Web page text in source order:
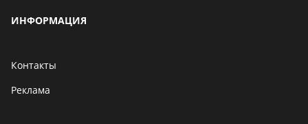
ИНФОРМАЦИЯ
Контакты
Реклама